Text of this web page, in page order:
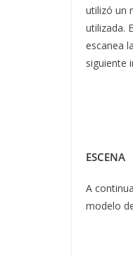
utilizó un
utilizada.
escanea
siguiente
ESCENA
A
modelo